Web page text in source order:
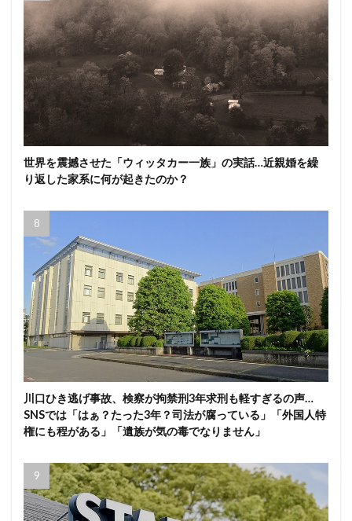
世界を震撼させた「ウィッタカー一族」の実話…近親婚を繰
り返した家系に何が起きたのか？
川口ひき逃げ事故、検察が拘禁刑3年求刑も軽すぎるの声…
SNSでは「はぁ？たった3年？司法が腐っている」「外国人特
権にも程がある」「遺族が気の毒でなりません」